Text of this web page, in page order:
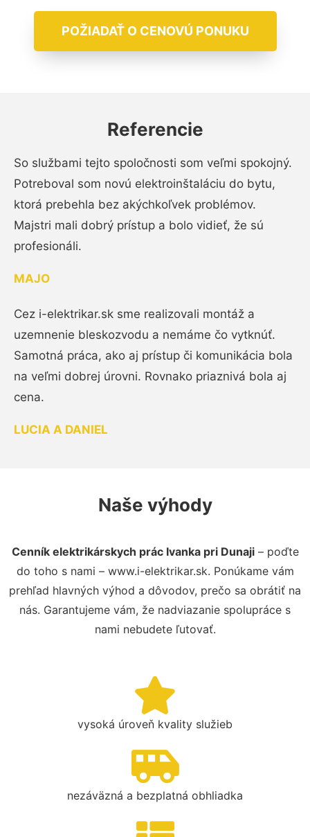
POŽIADAŤ O CENOVÚ PONUKU
Referencie
So službami tejto spoločnosti som veľmi spokojný.
Potreboval som novú elektroinštaláciu do bytu,
ktorá prebehla bez akýchkoľvek problémov.
Majstri mali dobrý prístup a bolo vidieť, že sú
profesionáli.
MAJO
Cez i-elektrikar.sk sme realizovali montáž a
uzemnenie bleskozvodu a nemáme čo vytknúť.
Samotná práca, ako aj prístup či komunikácia bola
na veľmi dobrej úrovni. Rovnako priaznivá bola aj
cena.
LUCIA A DANIEL
Naše výhody
Cenník elektrikárskych prác Ivanka pri Dunaji– poďte
do toho s nami – www.i-elektrikar.sk. Ponúkame vám
prehľad hlavných výhod a dôvodov, prečo sa obrátiť na
nás. Garantujeme vám, že nadviazanie spolupráce s
nami nebudete ľutovať.
vysoká úroveň kvality služieb
nezáväzná a bezplatná obhliadka